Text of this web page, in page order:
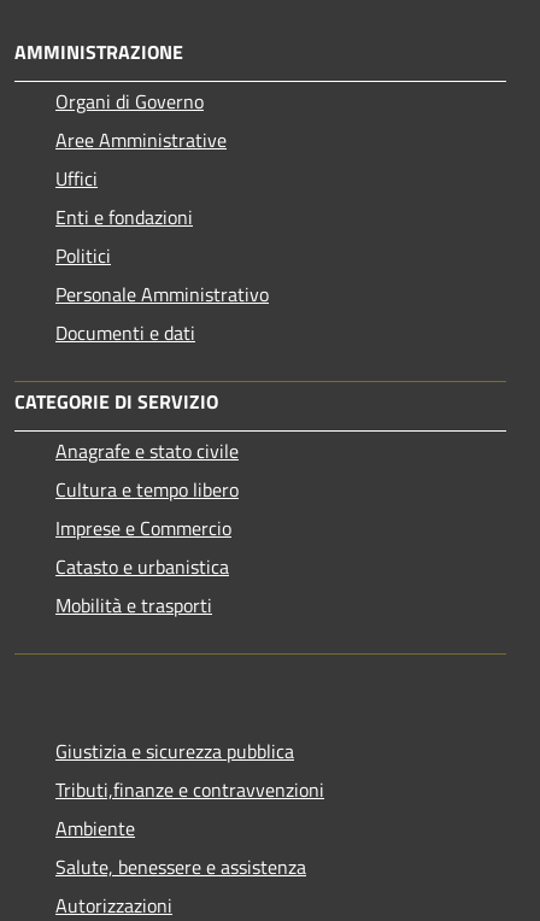
AMMINISTRAZIONE
Organi di Governo
Aree Amministrative
Uffici
Enti e fondazioni
Politici
Personale Amministrativo
Documenti e dati
CATEGORIE DI SERVIZIO
Anagrafe e stato civile
Cultura e tempo libero
Imprese e Commercio
Catasto e urbanistica
Mobilità e trasporti
Giustizia e sicurezza pubblica
Tributi,finanze e contravvenzioni
Ambiente
Salute, benessere e assistenza
Autorizzazioni